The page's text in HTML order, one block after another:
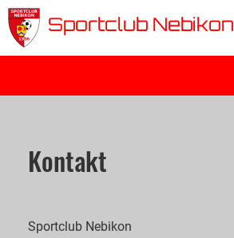
Sportclub Nebikon
Kontakt
Sportclub Nebikon